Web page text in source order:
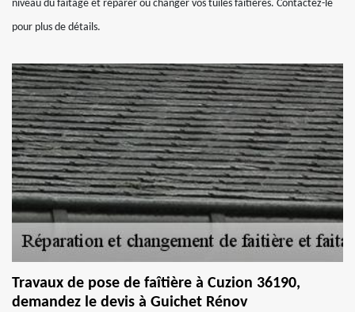
niveau du faitage et réparer ou changer vos tuiles faitières. Contactez-le
pour plus de détails.
Travaux de pose de faîtière à Cuzion 36190,
demandez le devis à Guichet Rénov